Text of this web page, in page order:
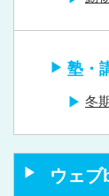
塾・
冬
ウェ